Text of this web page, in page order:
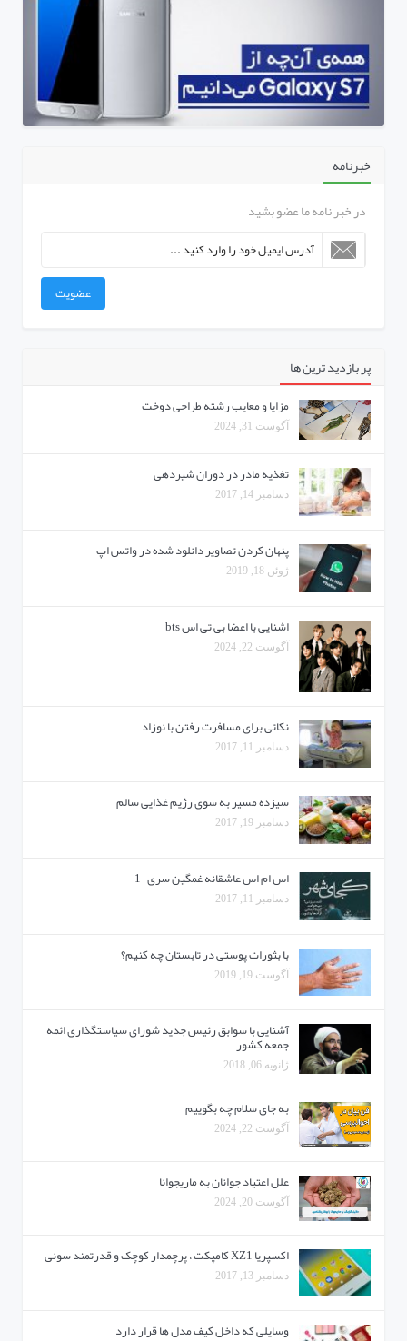
خبرنامه
در خبر نامه ما عضو بشید
عضویت
پر بازدید ترین ها
مزایا و معایب رشته طراحی دوخت
آگوست 31, 2024
تغذیه مادر در دوران شیردهی
دسامبر 14, 2017
پنهان کردن تصاویر دانلود شده در واتس اپ
ژوئن 18, 2019
اشنایی با اعضا بی تی اس bts
آگوست 22, 2024
نکاتی برای مسافرت رفتن با نوزاد
دسامبر 11, 2017
سیزده مسیر به سوی رژیم غذایی سالم
دسامبر 19, 2017
اس ام اس عاشقانه غمگین سری-1
دسامبر 11, 2017
با بثورات پوستی در تابستان چه کنیم؟
آگوست 19, 2019
آشنایی با سوابق رئیس جدید شورای سیاستگذاری ائمه
جمعه کشور
ژانویه 06, 2018
به جای سلام چه بگوییم
آگوست 22, 2024
علل اعتیاد جوانان به ماریجوانا
آگوست 20, 2024
اکسپریا XZ1 کامپکت ، پرچمدار کوچک و قدرتمند سونی
دسامبر 13, 2017
وسایلی که داخل کیف مدل ها قرار دارد